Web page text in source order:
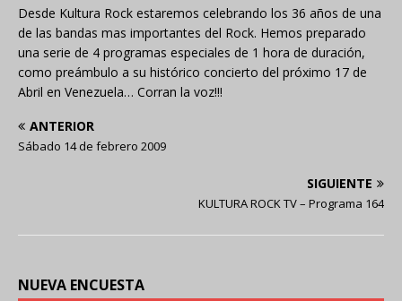
Desde Kultura Rock estaremos celebrando los 36 años de una
de las bandas mas importantes del Rock. Hemos preparado
una serie de 4 programas especiales de 1 hora de duración,
como preámbulo a su histórico concierto del próximo 17 de
Abril en Venezuela… Corran la voz!!!
ANTERIOR
Sábado 14 de febrero 2009
SIGUIENTE
KULTURA ROCK TV – Programa 164
NUEVA ENCUESTA